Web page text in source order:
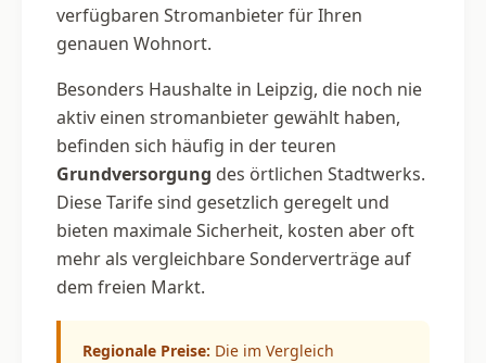
verfügbaren Stromanbieter für Ihren
genauen Wohnort.
Besonders Haushalte in Leipzig, die noch nie
aktiv einen stromanbieter gewählt haben,
befinden sich häufig in der teuren
Grundversorgung des örtlichen Stadtwerks.
Diese Tarife sind gesetzlich geregelt und
bieten maximale Sicherheit, kosten aber oft
mehr als vergleichbare Sonderverträge auf
dem freien Markt.
Regionale Preise: Die im Vergleich